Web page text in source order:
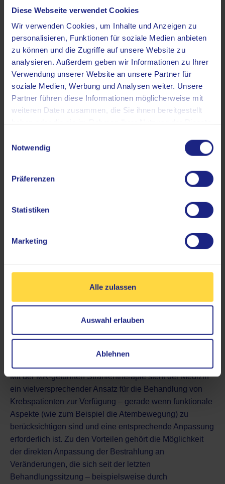
Diese Webseite verwendet Cookies
Wir verwenden Cookies, um Inhalte und Anzeigen zu
personalisieren, Funktionen für soziale Medien anbieten
zu können und die Zugriffe auf unsere Website zu
analysieren. Außerdem geben wir Informationen zu Ihrer
Verwendung unserer Website an unsere Partner für
soziale Medien, Werbung und Analysen weiter. Unsere
Partner führen diese Informationen möglicherweise mit
weiteren Daten zusammen, die Sie ihnen bereitgestellt
Notwendig
Präferenzen
Statistiken
Marketing
Alle zulassen
Auswahl erlauben
Ablehnen
diesbezüglich neue Behandlungsansätze und zeigt in
können – trotz der unmittelbaren Nähe zu kritischen
Strukturen wie den Bronchien oder großen Gefäßen.
Hinsichtlich der Langzeitwirkung im Rahmen der Fünf-
oder Zehn-Jahres-Überlebensrate sind jedoch noch
weitere Beobachtungen erforderlich [4].
Vorteile gegenüber der
Organverschiebungen.
Funktionelle Sequenzen können in die
Mit der MR-geführten Strahlentherapie steht der Medizin
ein vielversprechender Ansatz für die Behandlung von
Krebspatienten zur Verfügung – gerade wenn funktionale
Aspekte (wie zum Beispiel die Atembewegung) zu
berücksichtigen sind und eine entsprechende Anpassung
erforderlich ist. Zu den Vorteilen gehört die Möglichkeit
der direkten Anpassung der Bestrahlung an
Veränderungen, die sich seit der letzten
Behandlungssitzung – beispielsweise durch